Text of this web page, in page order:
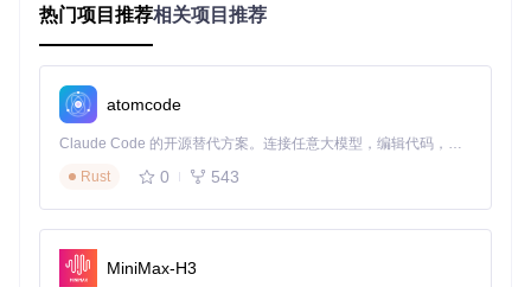
创作者可能存在的矛盾和错误，帮助创作者提高小说的质量。
分阶段实战指南
筹备阶段
首先，确保你的电脑上安装了Python 3.9及以上版本。然后，
通过以下命令获取项目代码并安装所需依赖：
设计阶段
热门项目推荐相关项目推荐
atomcode
Claude Code 的开源替代方案。连接任意大模型，编辑代码，运行命令，自动验证 — 全自动执行。用 Rust 构建，极致性能。 ｜ An open-source alternative to Claude Code. Connect any LLM, edit code, run commands, and verify changes — autonomously. Built in Rust for speed. Get Started
Rust
0 543
MiniMax-H3